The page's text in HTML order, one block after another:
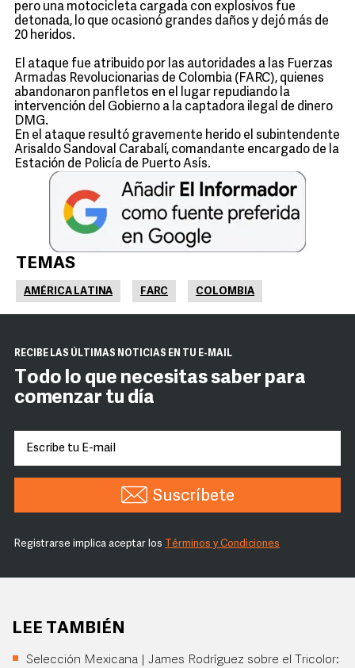
pero una motocicleta cargada con explosivos fue
detonada, lo que ocasionó grandes daños y dejó más de
20 heridos.
El ataque fue atribuido por las autoridades a las Fuerzas
Armadas Revolucionarias de Colombia (FARC), quienes
abandonaron panfletos en el lugar repudiando la
intervención del Gobierno a la captadora ilegal de dinero
DMG.
En el ataque resultó gravemente herido el subintendente
Arisaldo Sandoval Carabalí, comandante encargado de la
Estación de Policía de Puerto Asís.
TEMAS
AMÉRICA LATINA FARC COLOMBIA
RECIBE LAS ÚLTIMAS NOTICIAS EN TU E-MAIL
Todo lo que necesitas saber para
comenzar tu día
Suscríbete
Registrarse implica aceptar los Términos y Condiciones
LEE TAMBIÉN
Selección Mexicana | James Rodríguez sobre el Tricolor: